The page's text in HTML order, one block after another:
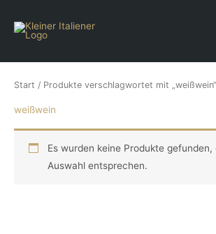
Inhalt
springen
Start / Produkte verschlagwortet mit „weißwein“
weißwein
Es wurden keine Produkte gefunden,
Auswahl entsprechen.